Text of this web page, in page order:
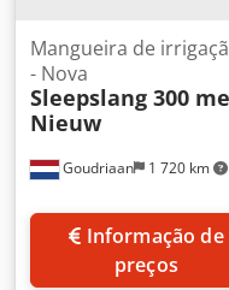
Goudriaan 1 720 km
Mangueira de
- Nova
Sleepslang 300
Nieuw
preços